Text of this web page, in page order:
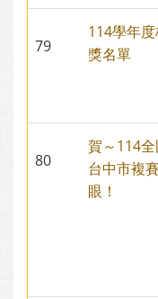
79
114學年
獎名單
80
賀～114
台中市複
眼！